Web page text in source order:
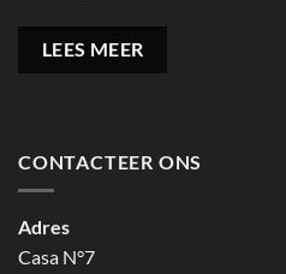
LEES MEER
CONTACTEER ONS
Adres
Casa N°7